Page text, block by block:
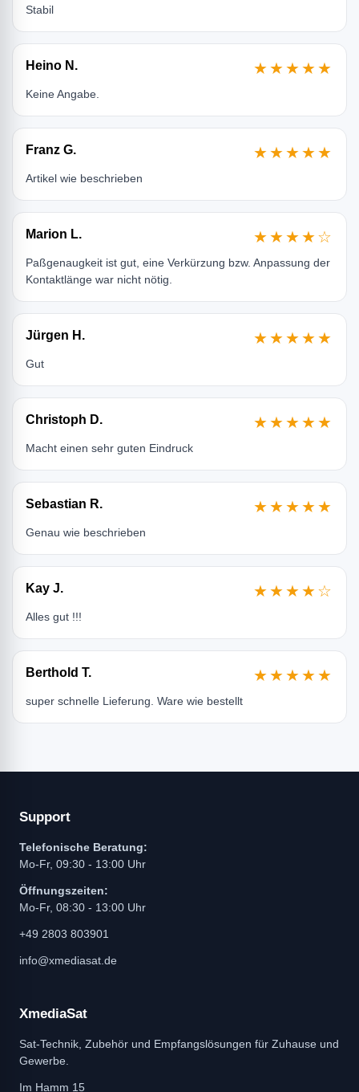
Stabil
Heino N. ★★★★★
Keine Angabe.
Franz G. ★★★★★
Artikel wie beschrieben
Marion L. ★★★★☆
Paßgenaugkeit ist gut, eine Verkürzung bzw. Anpassung der
Kontaktlänge war nicht nötig.
Jürgen H. ★★★★★
Gut
Christoph D. ★★★★★
Macht einen sehr guten Eindruck
Sebastian R. ★★★★★
Genau wie beschrieben
Kay J. ★★★★☆
Alles gut !!!
Berthold T. ★★★★★
super schnelle Lieferung. Ware wie bestellt
Support
Telefonische Beratung:
Mo-Fr, 09:30 - 13:00 Uhr
Öffnungszeiten:
Mo-Fr, 08:30 - 13:00 Uhr
+49 2803 803901
info@xmediasat.de
XmediaSat
Sat-Technik, Zubehör und Empfangslösungen für Zuhause und
Gewerbe.
Im Hamm 15